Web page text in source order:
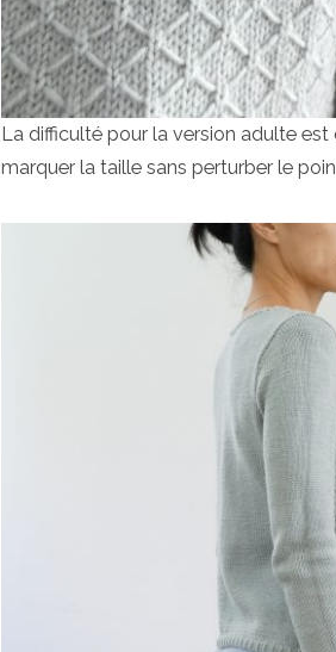
La difficulté pour la version adulte
marquer la taille sans perturber le